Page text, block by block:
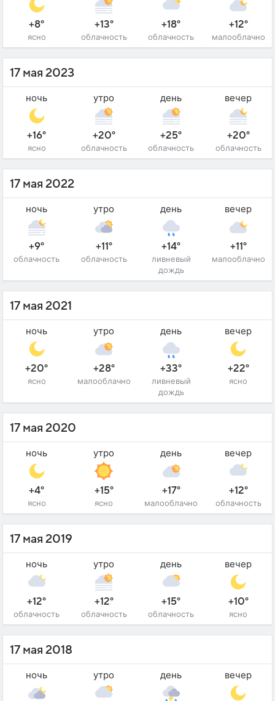
+8°
ясно
+13°
облачность
+18°
облачность
+12°
малооблачно
17 мая 2023
ночь
+16°
ясно
утро
+20°
облачность
день
+25°
облачность
вечер
+20°
облачность
17 мая 2022
ночь
+9°
облачность
утро
+11°
облачность
день
+14°
ливневый
дождь
вечер
+11°
малооблачно
17 мая 2021
ночь
+20°
ясно
утро
+28°
малооблачно
день
+33°
ливневый
дождь
вечер
+22°
ясно
17 мая 2020
ночь
+4°
ясно
утро
+15°
ясно
день
+17°
малооблачно
вечер
+12°
облачность
17 мая 2019
ночь
+12°
облачность
утро
+12°
облачность
день
+15°
облачность
вечер
+10°
ясно
17 мая 2018
ночь утро день вечер